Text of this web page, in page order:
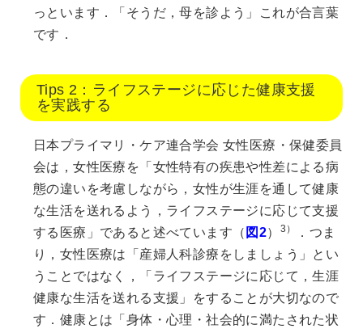
っといます．「そうだ，母を診よう」これが合言葉
です．
Tips 2：ライフステージに応じた健康支援
を実践する
日本プライマリ・ケア連合学会 女性医療・保健委員
会は，女性医療を「女性特有の疾患や性差による病
態の違いを考慮しながら，女性が生涯を通して健康
な生活を送れるよう，ライフステージに応じて支援
する医療」であると述べています（ 図2） 3）
．つま
り，女性医療は「産婦人科診療をしましょう」とい
うことではなく，「ライフステージに応じて，生涯
健康な生活を送れる支援」をすることが大切なので
す．健康とは「身体・心理・社会的に満たされた状